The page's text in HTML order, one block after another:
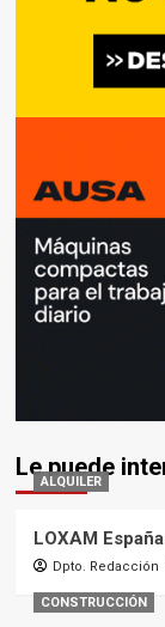
Le puede
ALQUILER
LOXAM
Dpto. Redacción
CONSTRUCCIÓN